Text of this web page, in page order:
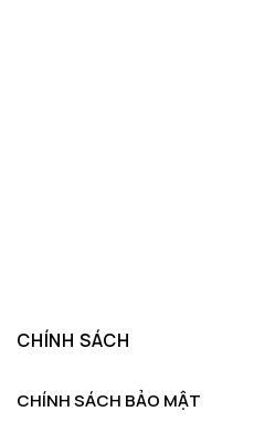
CHÍNH SÁCH
CHÍNH SÁCH BẢO MẬT